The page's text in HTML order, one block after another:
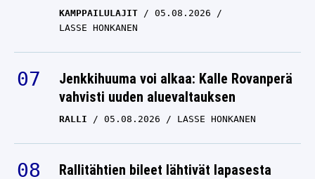
KAMPPAILULAJIT
05.08.2026
LASSE HONKANEN
Jenkkihuuma voi alkaa: Kalle Rovanperä
vahvisti uuden aluevaltauksen
RALLI 05.08.2026 LASSE HONKANEN
Rallitähtien bileet lähtivät lapasesta